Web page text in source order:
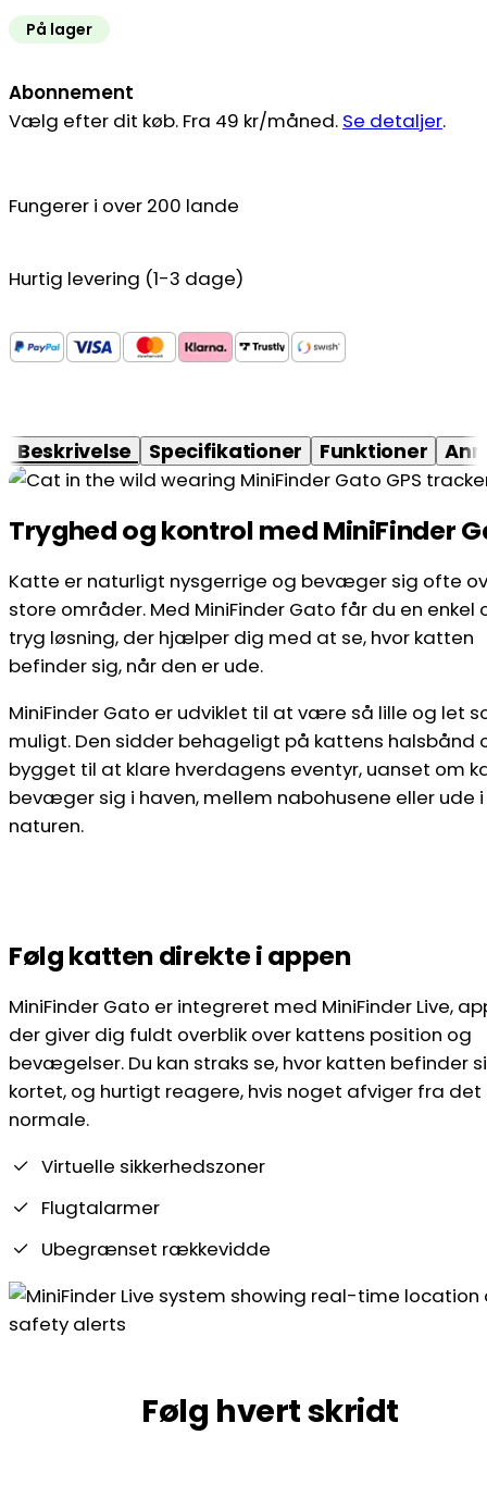
På lager
Abonnement
Vælg efter dit køb. Fra 49 kr/måned. Se detaljer.
Fungerer i over 200 lande
Hurtig levering (1-3 dage)
Beskrivelse Specifikationer Funktioner
Tryghed og kontrol med MiniFinder
Katte er naturligt nysgerrige og bevæger sig ofte
store områder. Med MiniFinder Gato får du en enkel
tryg løsning, der hjælper dig med at se, hvor katten
befinder sig, når den er ude.
MiniFinder Gato er udviklet til at være så lille og let
muligt. Den sidder behageligt på kattens halsbånd
bygget til at klare hverdagens eventyr, uanset om
bevæger sig i haven, mellem nabohusene eller ude i
naturen.
Følg katten direkte i appen
MiniFinder Gato er integreret med MiniFinder Live,
der giver dig fuldt overblik over kattens position og
bevægelser. Du kan straks se, hvor katten befinder
kortet, og hurtigt reagere, hvis noget afviger fra det
normale.
Virtuelle sikkerhedszoner
Flugtalarmer
Ubegrænset rækkevidde
Følg hvert skridt